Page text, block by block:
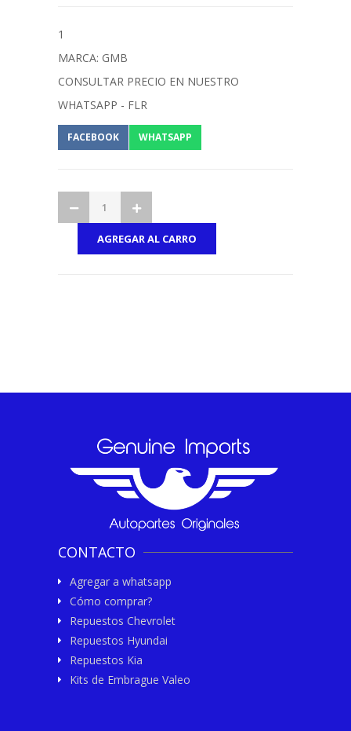
1
MARCA: GMB
CONSULTAR PRECIO EN NUESTRO
WHATSAPP - FLR
FACEBOOK WHATSAPP
CONTACTO
Agregar a whatsapp
Cómo comprar?
Repuestos Chevrolet
Repuestos Hyundai
Repuestos Kia
Kits de Embrague Valeo